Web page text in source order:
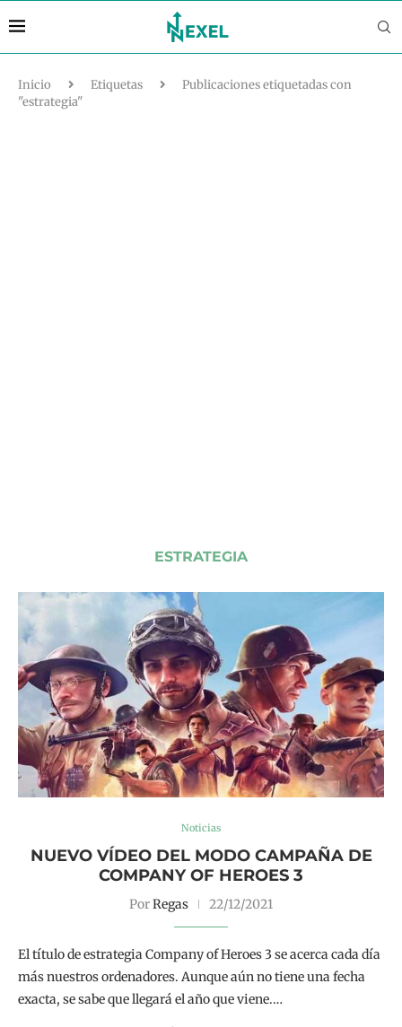
Inicio Etiquetas
Publicaciones etiquetadas con
"estrategia"
ESTRATEGIA
Noticias
NUEVO VÍDEO DEL MODO CAMPAÑA DE
COMPANY OF HEROES 3
PorRegas 22/12/2021
El título de estrategia Company of Heroes 3 se acerca cada día
más nuestros ordenadores. Aunque aún no tiene una fecha
exacta, se sabe que llegará el año que viene.…